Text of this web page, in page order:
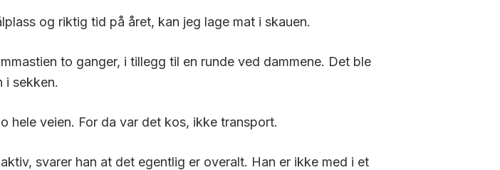
og riktig tid på året, kan jeg lage mat i skauen.
to ganger, i tillegg til en runde ved dammene. Det ble
i sekken.
hele veien. For da var det kos, ikke transport.
svarer han at det egentlig er overalt. Han er ikke med i et